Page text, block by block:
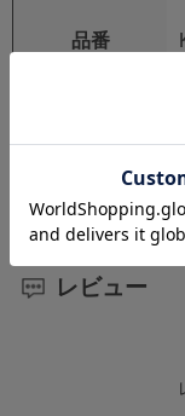
品番
材質
レビュー